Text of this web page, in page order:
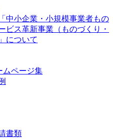
中小企業・小規模事業者もの
ビス革新事業（ものづくり・
について
ムページ集
書類